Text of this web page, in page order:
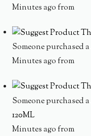
Minutes ago from
Someone purchased a
Minutes ago from
Someone purchased a
120ML
Minutes ago from